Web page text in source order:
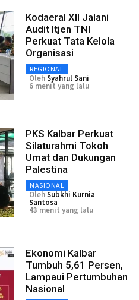
Kodaeral XII Jalani
Audit Itjen TNI
Perkuat Tata Kelola
Organisasi
REGIONAL
OlehSyahrul Sani
6 menit yang lalu
PKS Kalbar Perkuat
Silaturahmi Tokoh
Umat dan Dukungan
Palestina
NASIONAL
OlehSubkhi Kurnia
Santosa
43 menit yang lalu
Ekonomi Kalbar
Tumbuh 5,61 Persen,
Lampaui Pertumbuhan
Nasional